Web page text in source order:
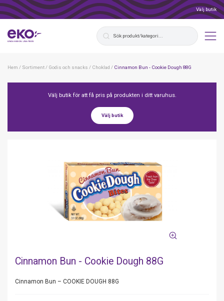
Välj butik
Hem / Sortiment/ Godis och snacks / Choklad / Cinnamon Bun - Cookie Dough 88G
Välj butik för att få pris på produkten i ditt varuhus.
Välj butik
Cinnamon Bun - Cookie Dough 88G
Cinnamon Bun – COOKIE DOUGH 88G